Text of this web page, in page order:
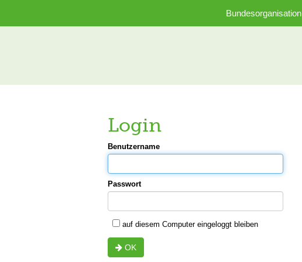
Bundesorganisation
Login
Benutzername
Passwort
auf diesem Computer eingeloggt bleiben
OK